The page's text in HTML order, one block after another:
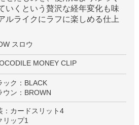
いくという贅沢な経年変化も味
ルライクにラフに楽しめる仕上
スロウ
MONEY CLIP
ック：BLACK
ウン：BROWN
：カードスリット4
リップ1